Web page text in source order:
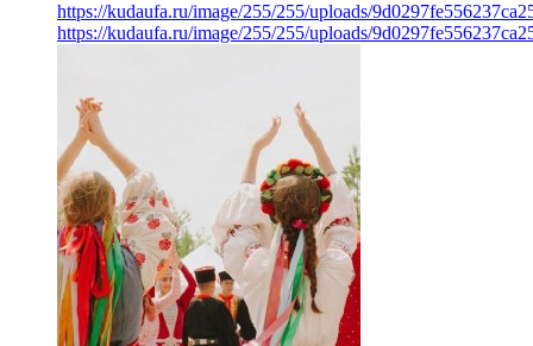
https://kudaufa.ru/image/255/255/uploads/
https://kudaufa.ru/image/255/255/uploads/